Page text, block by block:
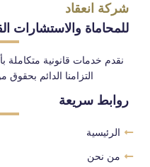
شركة انعقاد
للمحاماة والاستشارات
نقدم خدمات قانونية متكاملة
التزامنا الدائم بحقوق
روابط سريعة
الرئيسية
من نحن